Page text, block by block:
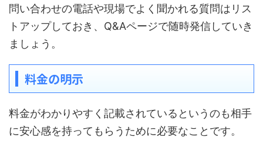
問い合わせの電話や現場でよく聞かれる質問はリス
トアップしておき、Q&Aページで随時発信していき
ましょう。
料金の明示
料金がわかりやすく記載されているというのも相手
に安心感を持ってもらうために必要なことです。